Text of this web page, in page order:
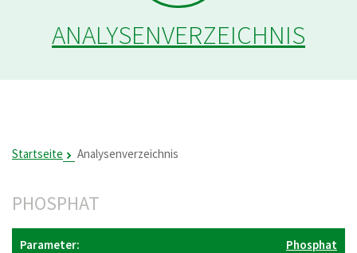
ANALYSENVERZEICHNIS
Startseite Analysenverzeichnis
PHOSPHAT
Phosphat